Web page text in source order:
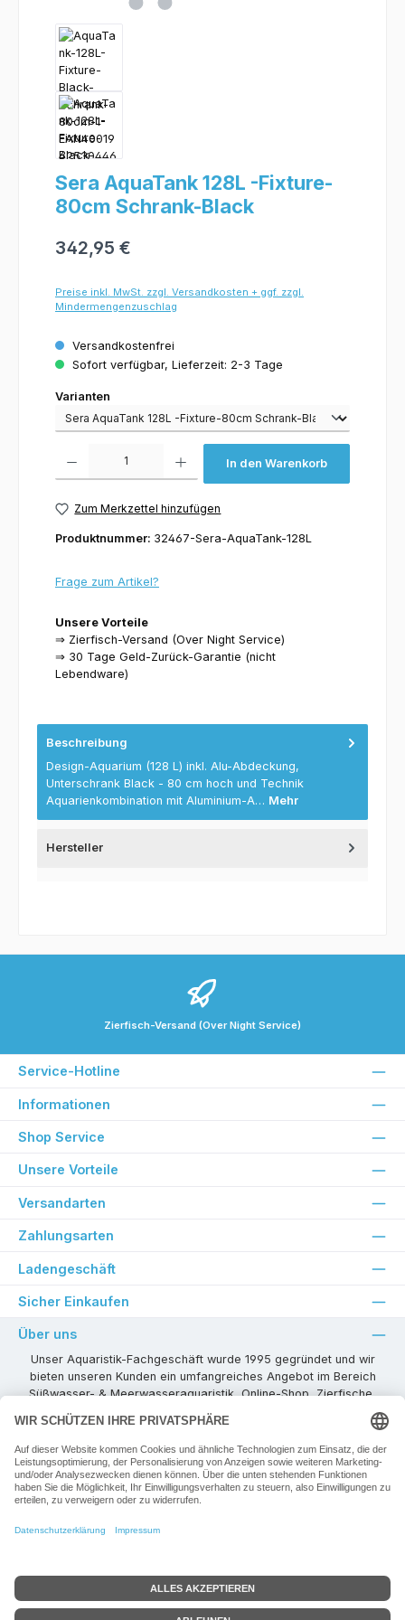
Sera AquaTank 128L -Fixture-
80cm Schrank-Black
342,95 €
Preise inkl. MwSt. zzgl. Versandkosten + ggf. zzgl.
Mindermengenzuschlag
Versandkostenfrei
Sofort verfügbar, Lieferzeit: 2-3 Tage
Varianten
Varianten
In den Warenkorb
Zum Merkzettel hinzufügen
Produktnummer: 32467-Sera-AquaTank-128L
Frage zum Artikel?
Unsere Vorteile
⇒ Zierfisch-Versand (Over Night Service)
⇒ 30 Tage Geld-Zurück-Garantie (nicht
Lebendware)
Beschreibung
Design-Aquarium (128 L) inkl. Alu-Abdeckung,
Unterschrank Black - 80 cm hoch und Technik
Aquarienkombination mit Aluminium-A… Mehr
Hersteller
Zierfisch-Versand (Over Night Service)
Service-Hotline
Informationen
Shop Service
Unsere Vorteile
Versandarten
Zahlungsarten
Ladengeschäft
Sicher Einkaufen
Über uns
Unser Aquaristik-Fachgeschäft wurde 1995 gegründet und wir
bieten unseren Kunden ein umfangreiches Angebot im Bereich
Süßwasser- & Meerwasseraquaristik, Online-Shop, Zierfische,
Pflanzen, Aquarienkombinationen, Technikzubehör usw. ! Als
kompetenter Aquaristik-Fachhandelspartner stehen wir Ihnen für
alle Ihre Projekte und Einrichtungs- oder Besatzwünsche zur
Verfügung!
Besuchen Sie uns in unseren Räumlichkeiten oder senden Sie uns
Vertrag widerrufen